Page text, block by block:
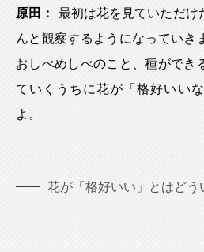
原田：
最初は花を見ていただけ
んと観察するようになっていき
おしべめしべのこと、種ができ
ていくうちに花が「格好いい
よ。
花が「格好いい」とはどう